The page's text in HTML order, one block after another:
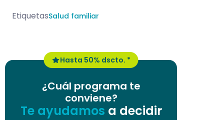
EtiquetasSalud familiar
Hasta 50% dscto. *
¿Cuál programa te
conviene?
Te ayudamos a decidir